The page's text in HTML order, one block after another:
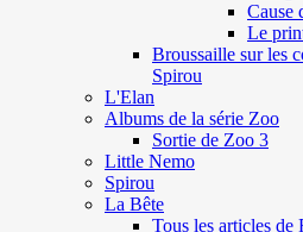
Cause
Le
Broussaille sur les
Spirou
L'Elan
Albums de la série Zoo
Sortie de Zoo 3
Little Nemo
Spirou
La Bête
Tous les articles de